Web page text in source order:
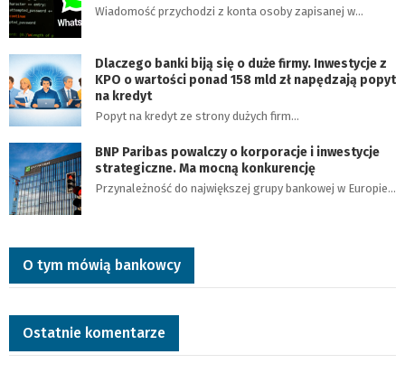
Wiadomość przychodzi z konta osoby zapisanej w…
Dlaczego banki biją się o duże firmy. Inwestycje z
KPO o wartości ponad 158 mld zł napędzają popyt
na kredyt
Popyt na kredyt ze strony dużych firm…
BNP Paribas powalczy o korporacje i inwestycje
strategiczne. Ma mocną konkurencję
Przynależność do największej grupy bankowej w Europie…
O tym mówią bankowcy
Ostatnie komentarze